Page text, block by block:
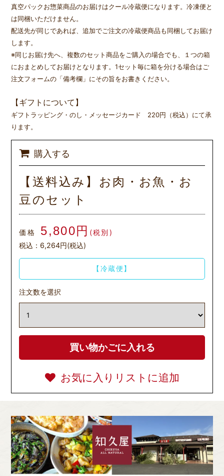
真空パックお惣菜商品のお届けはクール冷蔵便になります。冷凍便と
は同梱いただけません。
配送先が同じであれば、追加でご注文の冷蔵便商品も同梱してお届け
します。
※同じお届け先へ、複数のセット商品をご購入の場合でも、１つの箱
におまとめしてお届けとなります。1セット毎に箱を分ける場合はご
注文フォームの「備考欄」にその旨をお書きください。
【ギフトについて】
ギフトラッピング・のし・メッセージカード 220円（税込）にて承
ります。
購入する
【送料込み】お肉・お魚・お
豆のセット
価格 5,800円 (税別)
税込：6,264円(税込)
【冷蔵便】
注文数を選択
お気に入りリストに追加